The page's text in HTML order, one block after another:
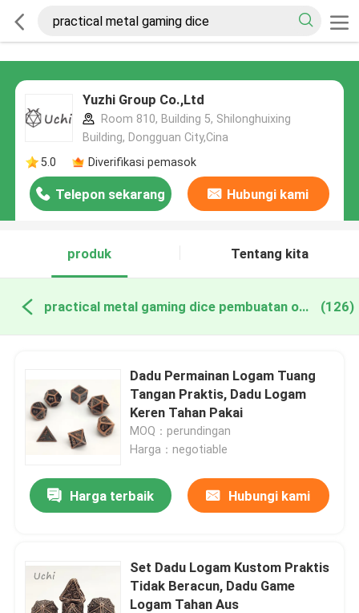
Yuzhi Group Co.,Ltd
Room 810, Building 5, Shilonghuixing
Building, Dongguan City,Cina
5.0
Diverifikasi pemasok
Telepon sekarang Hubungi kami
produk Tentang kita
practical metal gaming dice pembuatan online (126)
Dadu Permainan Logam Tuang
Tangan Praktis, Dadu Logam
Keren Tahan Pakai
MOQ：perundingan
Harga：negotiable
Harga terbaik Hubungi kami
Set Dadu Logam Kustom Praktis
Tidak Beracun, Dadu Game
Logam Tahan Aus